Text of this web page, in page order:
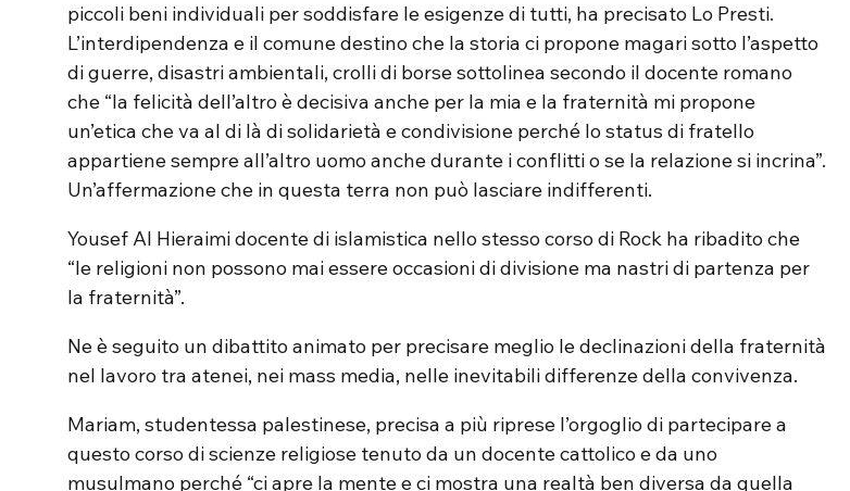
piccoli beni individuali per soddisfare le esigenze di tutti, ha precisato Lo Presti.
L’interdipendenza e il comune destino che la storia ci propone magari sotto l’aspetto
di guerre, disastri ambientali, crolli di borse sottolinea secondo il docente romano
che “la felicità dell’altro è decisiva anche per la mia e la fraternità mi propone
un’etica che va al di là di solidarietà e condivisione perché lo status di fratello
appartiene sempre all’altro uomo anche durante i conflitti o se la relazione si incrina”.
Un’affermazione che in questa terra non può lasciare indifferenti.
Yousef Al Hieraimi docente di islamistica nello stesso corso di Rock ha ribadito che
“le religioni non possono mai essere occasioni di divisione ma nastri di partenza per
la fraternità”.
Ne è seguito un dibattito animato per precisare meglio le declinazioni della fraternità
nel lavoro tra atenei, nei mass media, nelle inevitabili differenze della convivenza.
Mariam, studentessa palestinese, precisa a più riprese l’orgoglio di partecipare a
questo corso di scienze religiose tenuto da un docente cattolico e da uno
musulmano perché “ci apre la mente e ci mostra una realtà ben diversa da quella